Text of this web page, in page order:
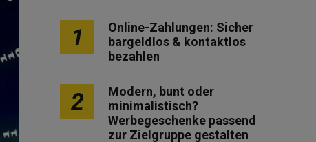
1
Online-Zahlungen: Sicher
bargeldlos & kontaktlos
bezahlen
2
Modern, bunt oder
minimalistisch?
Werbegeschenke passend
zur Zielgruppe gestalten